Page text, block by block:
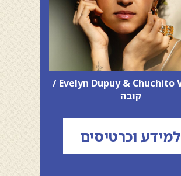
Evelyn Dupuy & Chuchito Valdés /
קובה
למידע וכרטיסים